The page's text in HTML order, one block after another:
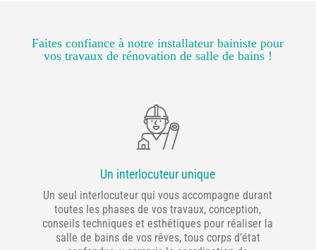
Faites confiance à notre installateur bainiste pour
vos travaux de rénovation de salle de bains !
Un interlocuteur unique
Un seul interlocuteur qui vous accompagne durant
toutes les phases de vos travaux, conception,
conseils techniques et esthétiques pour réaliser la
salle de bains de vos rêves, tous corps d’état